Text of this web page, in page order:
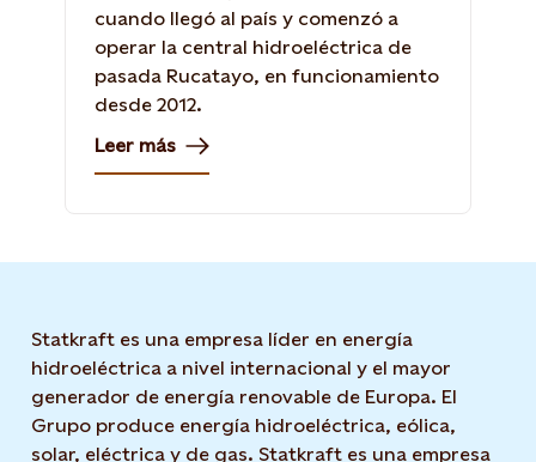
cuando llegó al país y comenzó a
operar la central hidroeléctrica de
pasada Rucatayo, en funcionamiento
desde 2012.
Leer más
Statkraft es una empresa líder en energía
hidroeléctrica a nivel internacional y el mayor
generador de energía renovable de Europa. El
Grupo produce energía hidroeléctrica, eólica,
solar, eléctrica y de gas. Statkraft es una empresa